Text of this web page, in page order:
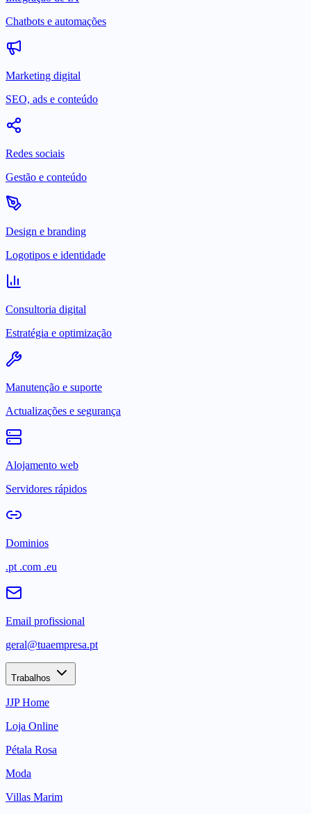
Chatbots e automações
Marketing digital
SEO, ads e conteúdo
Redes sociais
Gestão e conteúdo
Design e branding
Logotipos e identidade
Consultoria digital
Estratégia e optimização
Manutenção e suporte
Actualizações e segurança
Alojamento web
Servidores rápidos
Dominios
.pt .com .eu
Email profissional
geral@tuaempresa.pt
Trabalhos
JJP Home
Loja Online
Pétala Rosa
Moda
Villas Marim